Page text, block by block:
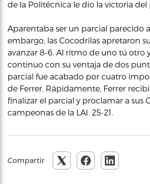
de la Politécnica le dio la victoria del
Aparentaba ser un parcial parecido
embargo, las Cocodrilas apretaron
avanzar 8-6. Al ritmo de uno tú otro
continuo con su ventaja de dos
parcial fue acabado por cuatro
de Ferrer. Rápidamente, Ferrer
finalizar el parcial y proclamar a sus
campeonas de la LAI. 25-21.
Compartir